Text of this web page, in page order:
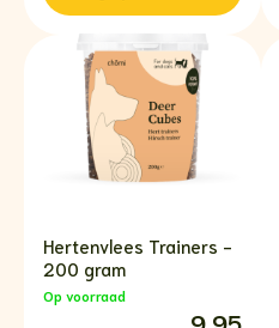
Hertenvlees Trainers -
200 gram
Op voorraad